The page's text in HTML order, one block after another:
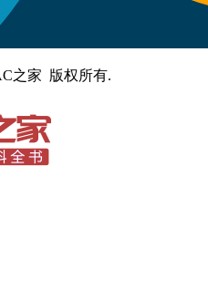
之家 版权所有.